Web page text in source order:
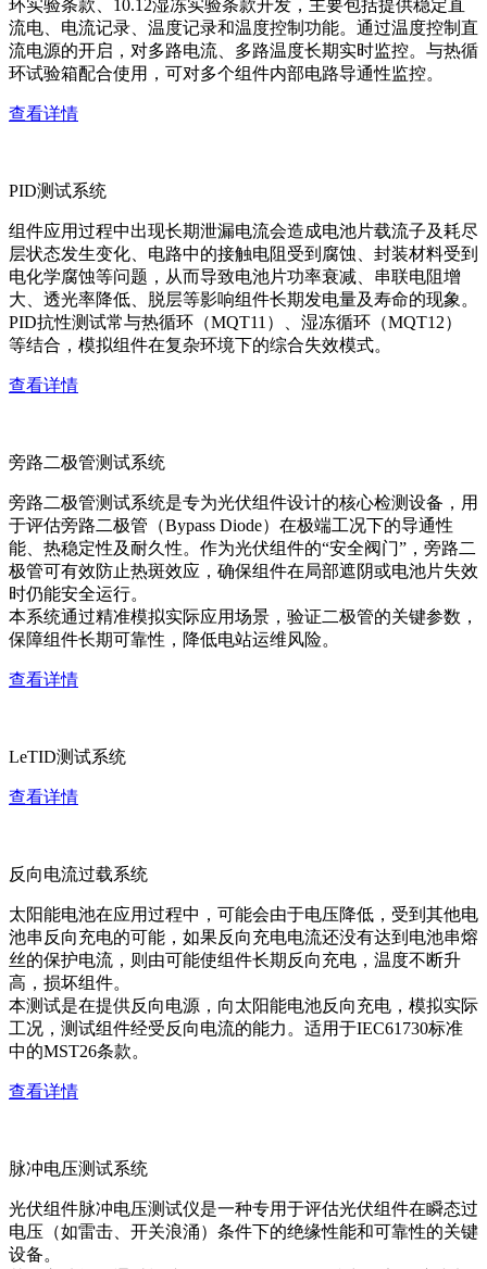
环实验条款、10.12湿冻实验条款开发，主要包括提供稳定直
流电、电流记录、温度记录和温度控制功能。通过温度控制直
流电源的开启，对多路电流、多路温度长期实时监控。与热循
环试验箱配合使用，可对多个组件内部电路导通性监控。
查看详情
PID测试系统
组件应用过程中出现长期泄漏电流会造成电池片载流子及耗尽
层状态发生变化、电路中的接触电阻受到腐蚀、封装材料受到
电化学腐蚀等问题，从而导致电池片功率衰减、串联电阻增
大、透光率降低、脱层等影响组件长期发电量及寿命的现象。
PID抗性测试常与热循环（MQT11）、湿冻循环（MQT12）
等结合，模拟组件在复杂环境下的综合失效模式。
查看详情
旁路二极管测试系统
旁路二极管测试系统是专为光伏组件设计的核心检测设备，用
于评估旁路二极管（Bypass Diode）在极端工况下的导通性
能、热稳定性及耐久性。作为光伏组件的“安全阀门”，旁路二
极管可有效防止热斑效应，确保组件在局部遮阴或电池片失效
时仍能安全运行。
本系统通过精准模拟实际应用场景，验证二极管的关键参数，
保障组件长期可靠性，降低电站运维风险。
查看详情
LeTID测试系统
查看详情
反向电流过载系统
太阳能电池在应用过程中，可能会由于电压降低，受到其他电
池串反向充电的可能，如果反向充电电流还没有达到电池串熔
丝的保护电流，则由可能使组件长期反向充电，温度不断升
高，损坏组件。
本测试是在提供反向电源，向太阳能电池反向充电，模拟实际
工况，测试组件经受反向电流的能力。适用于IEC61730标准
中的MST26条款。
查看详情
脉冲电压测试系统
光伏组件脉冲电压测试仪是一种专用于评估光伏组件在瞬态过
电压（如雷击、开关浪涌）条件下的绝缘性能和可靠性的关键
设备。